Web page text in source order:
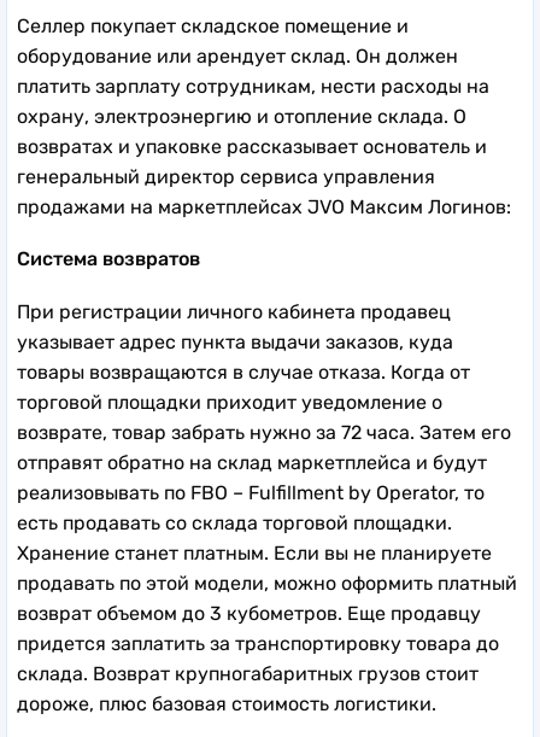
Селлер покупает складское помещение и
оборудование или арендует склад. Он должен
платить зарплату сотрудникам, нести расходы на
охрану, электроэнергию и отопление склада. О
возвратах и упаковке рассказывает основатель и
генеральный директор сервиса управления
продажами на маркетплейсах JVO Максим Логинов:
Система возвратов
При регистрации личного кабинета продавец
указывает адрес пункта выдачи заказов, куда
товары возвращаются в случае отказа. Когда от
торговой площадки приходит уведомление о
возврате, товар забрать нужно за 72 часа. Затем его
отправят обратно на склад маркетплейса и будут
реализовывать по FBO – Fulfillment by Operator, то
есть продавать со склада торговой площадки.
Хранение станет платным. Если вы не планируете
продавать по этой модели, можно оформить платный
возврат объемом до 3 кубометров. Еще продавцу
придется заплатить за транспортировку товара до
склада. Возврат крупногабаритных грузов стоит
дороже, плюс базовая стоимость логистики.